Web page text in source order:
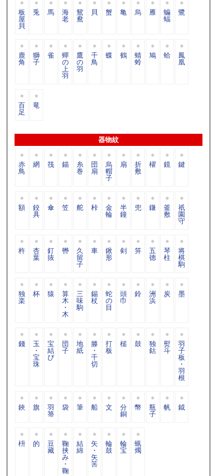
板
屋
貝
兎 馬 海
老
鴛
鴦
貝 蟹 亀 烏 雁 蝙
蝠
鷺
鹿
角
獅
子
雀 蟬
の
上
羽
鷹
の
羽
千
鳥
蝶 鶴 蜻
蛉
鳩 蛤 鳳
凰
百
足
竜
器物紋
赤
鳥
網 筏 錨 糸
巻
団
扇
烏
帽
子
扇 折
敷
櫂 鏡 鍵
額 鉸
具
傘 笠 舵 桛 金
輪
半
鐘
兜 鎌 釜
敷
祇
園
守
杵 杏
葉
釘
抜
轡 久
留
子
車 鍬
形
剣 笄 五
德
琴
柱
将
棋
駒
独
楽
杯 猿 算
木
・
木
三
味
駒
錫
杖
蛇
の
目
頭
巾
鈴 洲
浜
炭 墨
錢 玉
・
宝
珠
宝
結
び
団
子
地
紙
滕
・
千
切
打
板
槌 鼓 独
鈷
熨
斗
羽
子
板
・
羽
根
鋏 旗 羽
箒
袋 筆 船 文 分
銅
幣 瓶
子
帆 鉞
枡 的 豆
藏
鞠
挟
み
・
鞠
結
綿
矢
・
矢
筈
輪
鼓
輪
宝
蝋
燭